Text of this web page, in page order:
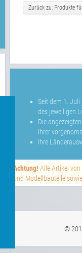
Zurück zu: Produkte
Seit dem 1. Juli
des jeweiligen
Die
Ihrer
Ihre
Achtung! Alle Artikel
und Modellbauteile
©